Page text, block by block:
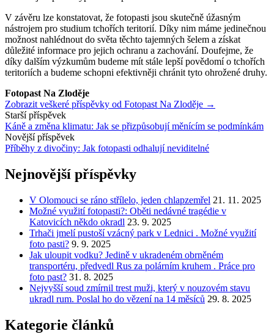
V závěru lze konstatovat, že fotopasti jsou skutečně úžasným
nástrojem pro studium tchořích teritorií. Díky nim máme jedinečnou
možnost nahlédnout do světa těchto tajemných šelem a získat
důležité informace pro jejich ochranu a zachování. Doufejme, že
díky dalším výzkumům budeme mít stále lepší povědomí o tchořích
teritoriích a budeme schopni efektivněji chránit tyto ohrožené druhy.
Fotopast Na Zloděje
Zobrazit veškeré příspěvky od Fotopast Na Zloděje →
Navigace
příspěvku
Starší příspěvek
Káně a změna klimatu: Jak se přizpůsobují měnícím se podmínkám
Novější příspěvek
Příběhy z divočiny: Jak fotopasti odhalují neviditelné
Nejnovější příspěvky
V Olomouci se ráno střílelo, jeden chlapzemřel 21. 11. 2025
Možné využití fotopasti?: Oběti nedávné tragédie v
Katovicích někdo okradl 23. 9. 2025
Trhači jmelí pustoší vzácný park v Lednici . Možné využití
foto pasti? 9. 9. 2025
Jak uloupit vodku? Jedině v ukradeném obrněném
transportéru, předvedl Rus za polárním kruhem . Práce pro
foto past? 31. 8. 2025
Nejvyšší soud zmírnil trest muži, který v nouzovém stavu
ukradl rum. Poslal ho do vězení na 14 měsíců 29. 8. 2025
Kategorie článků